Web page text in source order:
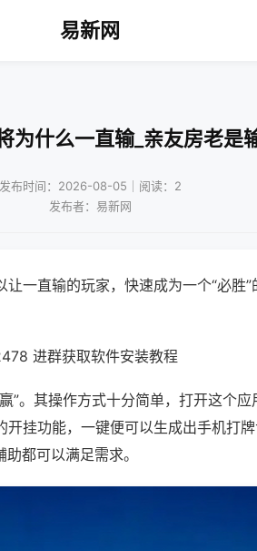
易新网
为什么一直输_亲友房老是
发布时间：2026-08-05｜阅读：2
发布者：易新网
一直输的玩家，快速成为一个“必胜
进群获取软件安装教程
”。其操作方式十分简单，打开这个
挂功能，一键便可以生成出手机打
都可以满足需求。